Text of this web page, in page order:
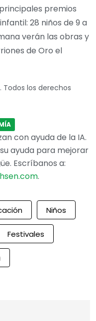
premios
28 niños de 9 a
verán las obras y
de Oro el
los derechos
con ayuda de la IA.
ayuda para mejorar
Escríbanos a:
.
Niños
Festivales